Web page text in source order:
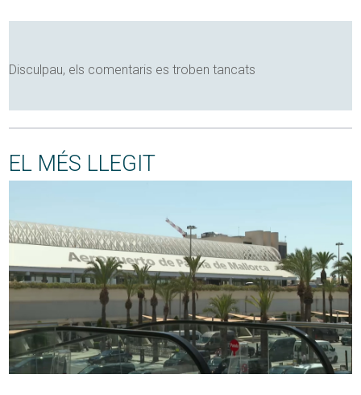
Disculpau, els comentaris es troben tancats
EL MÉS LLEGIT